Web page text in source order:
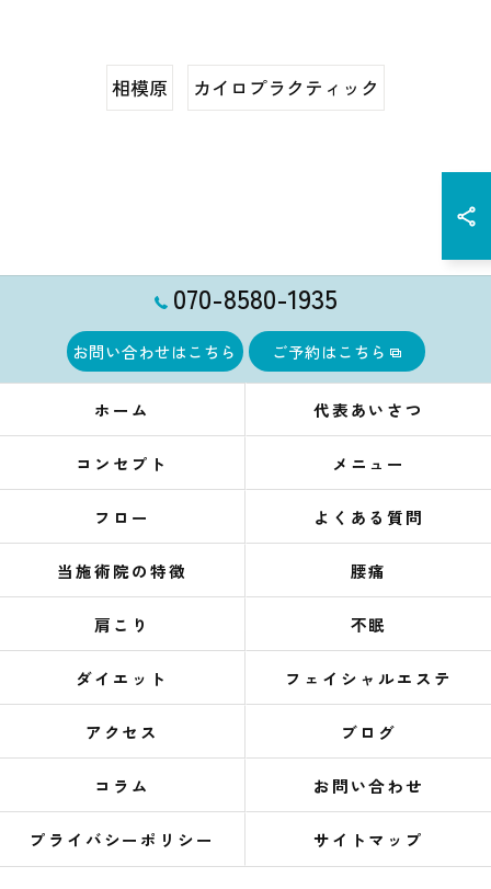
相模原 カイロプラクティック
070-8580-1935
お問い合わせはこちら ご予約はこちら
ホーム 代表あいさつ
コンセプト メニュー
フロー よくある質問
当施術院の特徴 腰痛
肩こり 不眠
ダイエット フェイシャルエステ
アクセス ブログ
コラム お問い合わせ
プライバシーポリシー サイトマップ